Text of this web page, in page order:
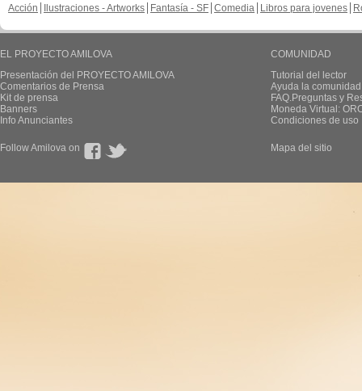
Acción
Ilustraciones - Artworks Fantasía - SF Comedia Libros para jovenes
EL PROYECTO AMILOVA
Presentación del PROYECTO AMILOVA
Comentarios de Prensa
Kit de prensa
Banners
Info Anunciantes
COMUNIDAD
Tutorial del lector
Ayuda la
FAQ.Preguntas y
Moneda Virtual:
Condiciones de uso
Follow Amilova on Mapa del sitio